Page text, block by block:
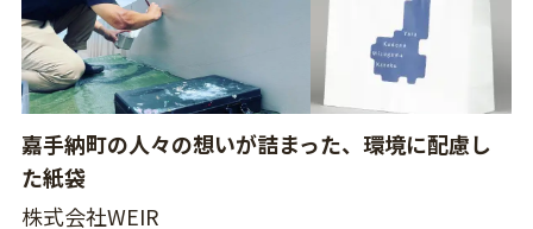
嘉手納町の人々の想いが詰まった、環境に配慮し
た紙袋
株式会社WEIR